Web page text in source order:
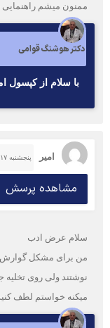
ممنون میشم راهنمایی
دکتر هوشنگ قوامی
با سلام از کپسول
امیر پنجشنبه ۱۷ مهر ۴( 9 ماه پیش)
مشاهده پرسش
سلام عرض ادب
من برای مشکل
نوشتند ولی روی تخلیه
میکنه خواستم لطف